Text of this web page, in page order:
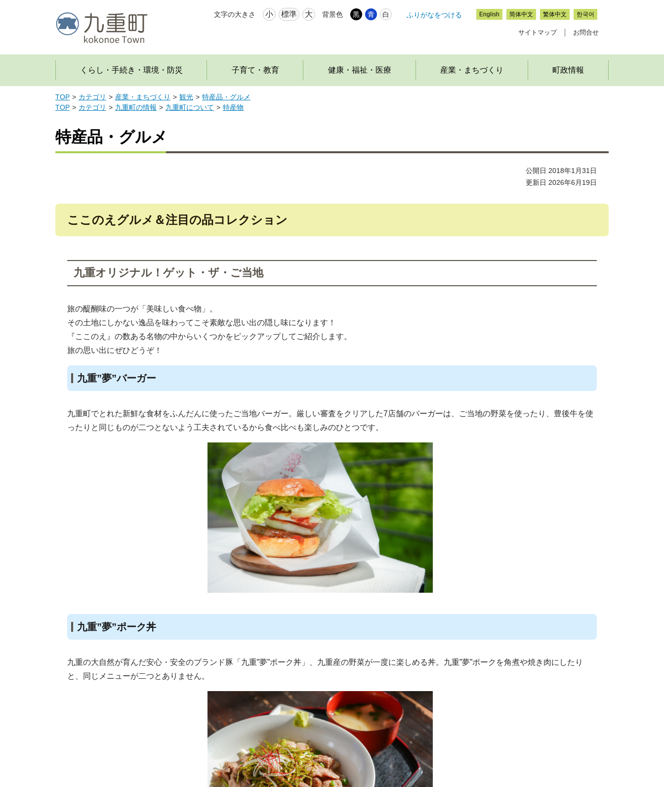
本
文字の大きさ 小 標準 大 背景色 黒 青 白 ふりがなをつける English 简体中文 繁体中文 한국어
サイトマップ お問合せ
くらし・手続き・環境・防災 子育て・教育 健康・福祉・医療 産業・まちづくり 町政情報
TOP カテゴリ 産業・まちづくり 観光
特産品・グルメ
TOP
カテゴリ 九重町の情報 九重町について 特産物
特産品・グルメ
公開日 2018年1月31日
更新日 2026年6月19日
ここのえグルメ＆注目の品コレクション
九重オリジナル！ゲット・ザ・ご当地
旅の醍醐味の一つが「美味しい食べ物」。
その土地にしかない逸品を味わってこそ素敵な思い出の隠し味になります！
『ここのえ』の数ある名物の中からいくつかをピックアップしてご紹介します。
旅の思い出にぜひどうぞ！
九重”夢”バーガー
九重町でとれた新鮮な食材をふんだんに使ったご当地バーガー。厳しい審査をクリアした7店舗のバーガーは、ご当地の野菜を使ったり、豊後牛を使
ったりと同じものが二つとないよう工夫されているから食べ比べも楽しみのひとつです。
九重”夢”ポーク丼
九重の大自然が育んだ安心・安全のブランド豚「九重”夢”ポーク丼」、九重産の野菜が一度に楽しめる丼。九重”夢”ポークを角煮や焼き肉にしたり
と、同じメニューが二つとありません。